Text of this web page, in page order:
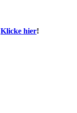
Klicke hier!